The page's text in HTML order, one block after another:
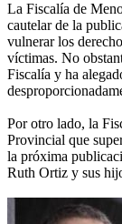
La Fiscalía de
cautelar de la
vulnerar los
víctimas. No
Fiscalía y ha
Por otro lado, la
Provincial que
la próxima
Ruth Ortiz y sus